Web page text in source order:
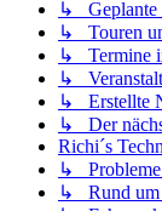
↳ Geplante
↳ Touren
↳ Termine
↳
↳ Erstellte
↳ Der
Richi´s
↳ Probleme
↳ Rund um